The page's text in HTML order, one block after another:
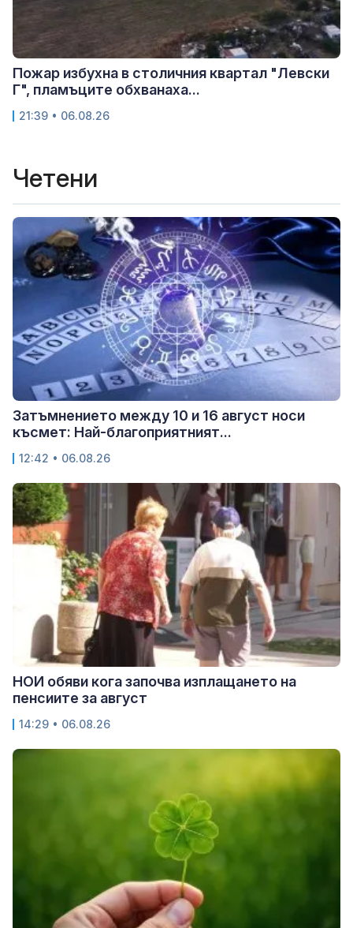
Пожар избухна в столичния квартал "Левски
Г", пламъците обхванаха...
21:39 • 06.08.26
Четени
Затъмнението между 10 и 16 август носи
късмет: Най-благоприятният...
12:42 • 06.08.26
НОИ обяви кога започва изплащането на
пенсиите за август
14:29 • 06.08.26